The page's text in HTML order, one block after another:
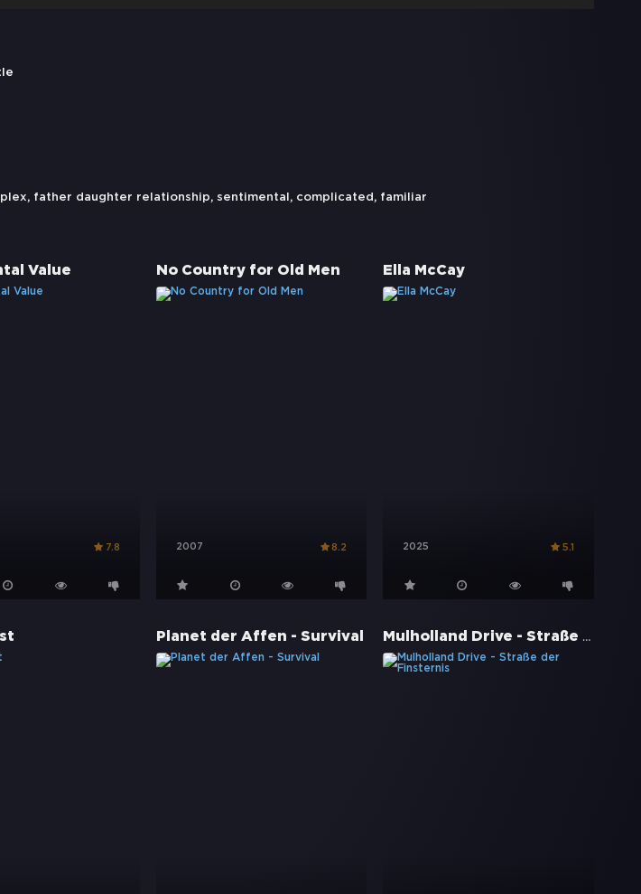
, father daughter relationship, sentimental , complicated , familiar
Value
7.8
No Country for Old Men
2007 8.2
Ella McCay
2025 5.1
Planet der Affen - Survival Mulholland Drive - Straße der Finsternis